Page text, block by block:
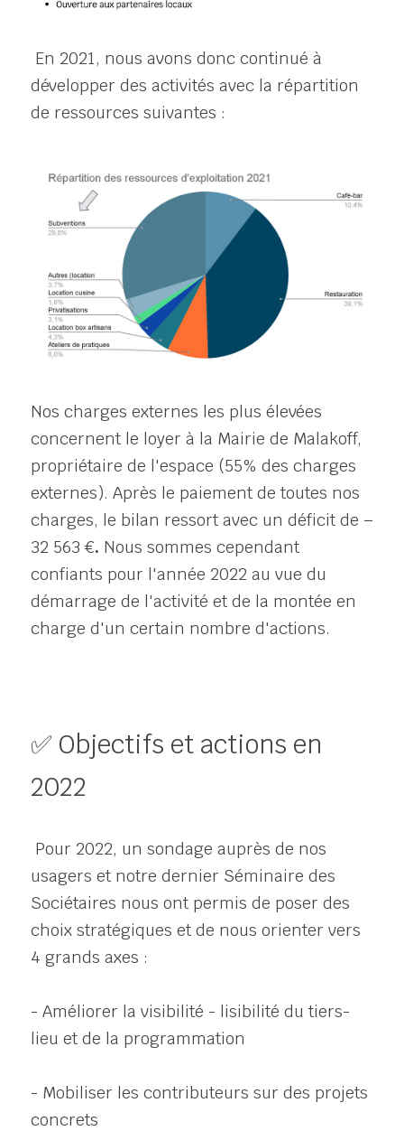
développer des activités avec la répartition
de ressources suivantes :
Nos charges externes les plus élevées
concernent le loyer à la Mairie de Malakoff,
propriétaire de l'espace (55% des charges
externes). Après le paiement de toutes nos
charges, le bilan ressort avec un déficit de –
32 563 €. Nous sommes cependant
confiants pour l'année 2022 au vue du
démarrage de l'activité et de la montée en
charge d'un certain nombre d'actions.
✅ Objectifs et actions en
2022
usagers et notre dernier Séminaire des
Sociétaires nous ont permis de poser des
choix stratégiques et de nous orienter vers
4 grands axes :
- Améliorer la visibilité - lisibilité du tiers-
lieu et de la programmation
- Mobiliser les contributeurs sur des projets
concrets